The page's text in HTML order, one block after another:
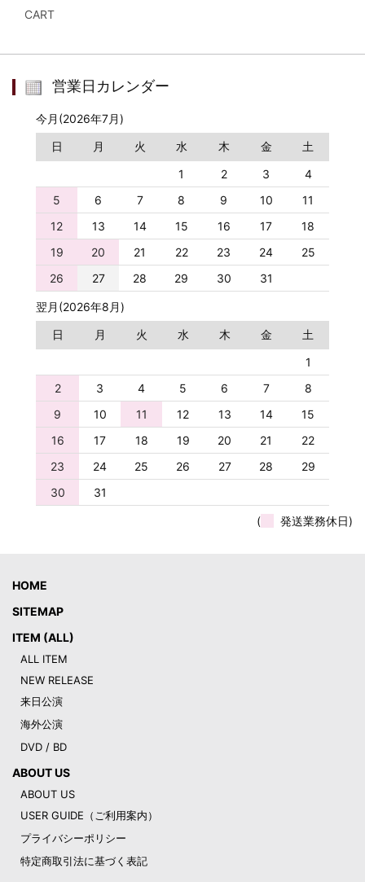
CART
営業日カレンダー
今月(2026年7月)
日
月 火 水 木 金
土
1
2 3
4
5
6 7 8 9 10
11
12
13 14 15 16 17
18
19
20 21 22 23 24
25
26
27 28 29 30 31
翌月(2026年8月)
日
月 火 水 木 金
土
1
2
3 4 5 6 7
8
9
10 11 12 13 14
15
16
17 18 19 20 21
22
23
24 25 26 27 28
29
30
31
( 発送業務休日)
HOME
SITEMAP
ITEM (ALL)
ALL ITEM
NEW RELEASE
来日公演
海外公演
DVD / BD
ABOUT US
ABOUT US
USER GUIDE（ご利用案内）
プライバシーポリシー
特定商取引法に基づく表記